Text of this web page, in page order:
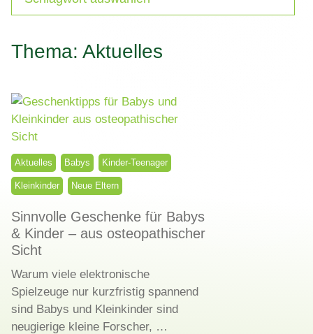
Thema: Aktuelles
Aktuelles Babys Kinder-Teenager
Kleinkinder Neue Eltern
Sinnvolle Geschenke für Babys
& Kinder – aus osteopathischer
Sicht
Warum viele elektronische
Spielzeuge nur kurzfristig spannend
sind Babys und Kleinkinder sind
neugierige kleine Forscher, …